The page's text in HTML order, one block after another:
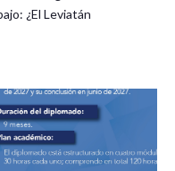
¿El Leviatán